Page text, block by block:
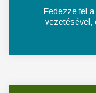
Fedezze fel
vezetésével,